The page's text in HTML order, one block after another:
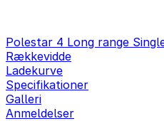
Polestar 4 Long range
Rækkevidde
Ladekurve
Specifikationer
Galleri
Anmeldelser